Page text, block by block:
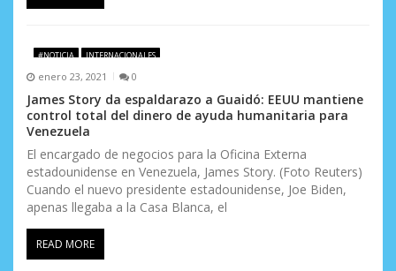
d
a
s
#NOTICIA INTERNACIONALES
enero 23, 2021 0
James Story da espaldarazo a Guaidó: EEUU mantiene
control total del dinero de ayuda humanitaria para
Venezuela
El encargado de negocios para la Oficina Externa
estadounidense en Venezuela, James Story. (Foto Reuters)
Cuando el nuevo presidente estadounidense, Joe Biden,
apenas llegaba a la Casa Blanca, el
READ MORE